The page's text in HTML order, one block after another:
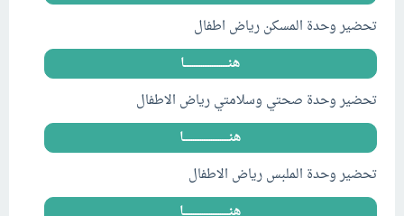
تحضير وحدة المسكن رياض اطفال
هنــــــــــــــــــــــــا
تحضير وحدة صحتي وسلامتي رياض الاطفال
هنـــــــــــــــــــــــــا
تحضير وحدة الملبس رياض الاطفال